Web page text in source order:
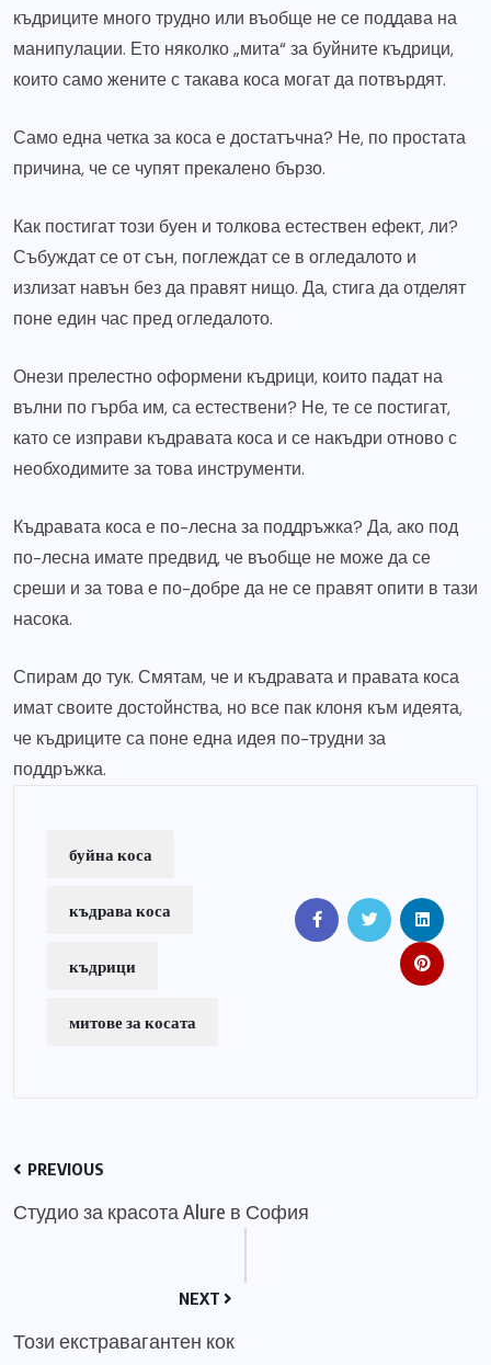
къдриците много трудно или въобще не се поддава на
манипулации. Ето няколко „мита“ за буйните къдрици,
които само жените с такава коса могат да потвърдят.
Само една четка за коса е достатъчна? Не, по простата
причина, че се чупят прекалено бързо.
Как постигат този буен и толкова естествен ефект, ли?
Събуждат се от сън, поглеждат се в огледалото и
излизат навън без да правят нищо. Да, стига да отделят
поне един час пред огледалото.
Онези прелестно оформени къдрици, които падат на
вълни по гърба им, са естествени? Не, те се постигат,
като се изправи къдравата коса и се накъдри отново с
необходимите за това инструменти.
Къдравата коса е по-лесна за поддръжка? Да, ако под
по-лесна имате предвид, че въобще не може да се
среши и за това е по-добре да не се правят опити в тази
насока.
Спирам до тук. Смятам, че и къдравата и правата коса
имат своите достойнства, но все пак клоня към идеята,
че къдриците са поне една идея по-трудни за
поддръжка.
буйна коса
къдрава коса
къдрици
митове за косата
PREVIOUS
Студио за красота Alure в София
NEXT
Този екстравагантен кок